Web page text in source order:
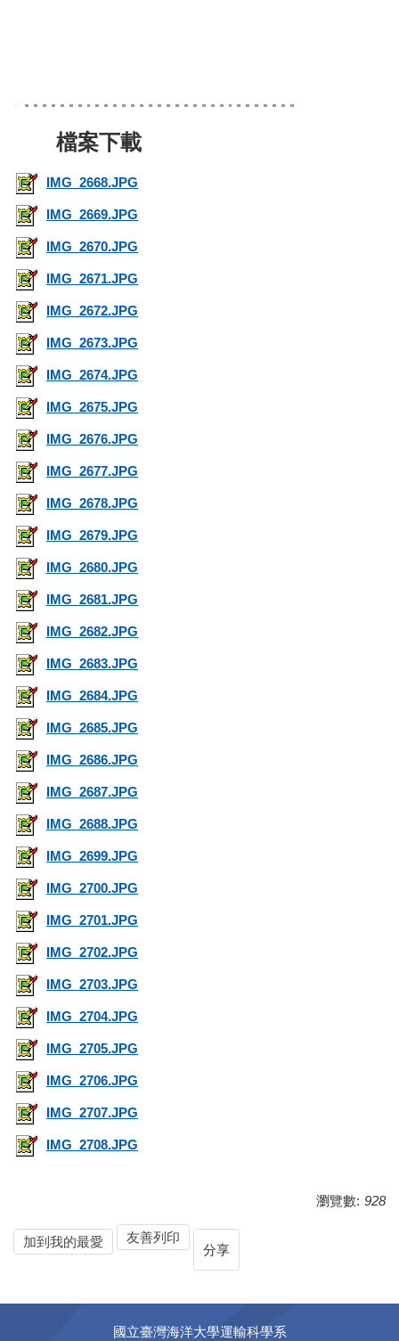
IMG_2668.JPG
IMG_2669.JPG
IMG_2670.JPG
IMG_2671.JPG
IMG_2672.JPG
IMG_2673.JPG
IMG_2674.JPG
IMG_2675.JPG
IMG_2676.JPG
IMG_2677.JPG
IMG_2678.JPG
IMG_2679.JPG
IMG_2680.JPG
IMG_2681.JPG
IMG_2682.JPG
IMG_2683.JPG
IMG_2684.JPG
IMG_2685.JPG
IMG_2686.JPG
IMG_2687.JPG
IMG_2688.JPG
IMG_2699.JPG
IMG_2700.JPG
IMG_2701.JPG
IMG_2702.JPG
IMG_2703.JPG
IMG_2704.JPG
IMG_2705.JPG
IMG_2706.JPG
IMG_2707.JPG
IMG_2708.JPG
瀏覽數: 928
加到我的最愛
友善列印
分享
國立臺灣海洋大學運輸科學系